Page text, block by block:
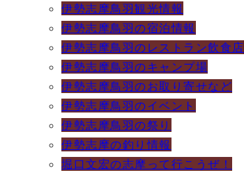
伊勢志摩鳥羽観光情報
伊勢志摩鳥羽の宿泊情報
伊勢志摩鳥羽のレストラン飲食店
伊勢志摩鳥羽のキャンプ場
伊勢志摩鳥羽のお取り寄せなど
伊勢志摩鳥羽のイベント
伊勢志摩鳥羽の祭り
伊勢志摩の釣り情報
堀口文宏の志摩って行こうぜ！